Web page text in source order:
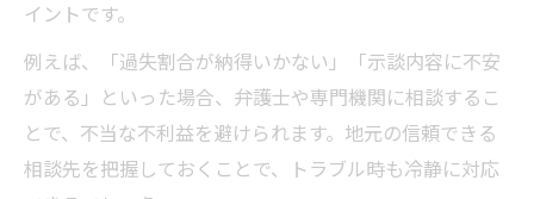
イントです。
例えば、「過失割合が納得いかない」「示談内容に不安
がある」といった場合、弁護士や専門機関に相談するこ
とで、不当な不利益を避けられます。地元の信頼できる
相談先を把握しておくことで、トラブル時も冷静に対応